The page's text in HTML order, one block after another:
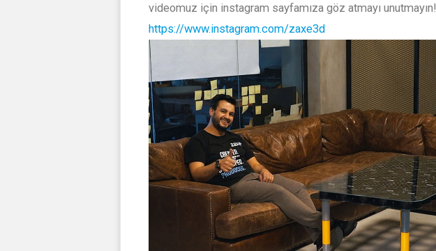
videomuz için instagram sayfamıza göz atmayı unutmayın!
https://www.instagram.com/zaxe3d